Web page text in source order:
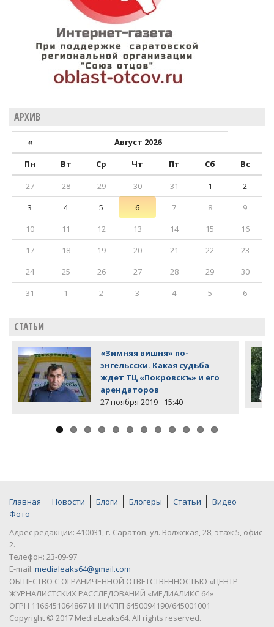
АРХИВ
«
Август 2026
Пн
Вт Ср Чт Пт Сб
Вс
27
28 29 30 31 1
2
3
4 5 6 7 8
9
10
11 12 13 14 15
16
17
18 19 20 21 22
23
24
25 26 27 28 29
30
31
1 2 3 4 5 6
СТАТЬИ
«Зимняя вишня» по-
энгельсски. Какая судьба
ждет ТЦ «Покровскъ» и его
арендаторов
27 ноября 2019 - 15:40
Главная Новости Блоги Блогеры Статьи
Видео
Фото
Адрес редакции: 410031, г. Саратов, ул. Волжская, 28, этаж 5, офис
2.
Телефон: 23-09-97
E-mail: medialeaks64@gmail.com
ОБЩЕСТВО С ОГРАНИЧЕННОЙ ОТВЕТСТВЕННОСТЬЮ «ЦЕНТР
ЖУРНАЛИСТСКИХ РАССЛЕДОВАНИЙ «МЕДИАЛИКС 64»
ОГРН 1166451064867 ИНН/КПП 6450094190/645001001
Copyright © 2017 MediaLeaks64. All rights reserved.